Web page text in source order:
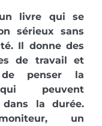
livre qui se
sérieux sans
Il donne des
de travail et
penser la
peuvent
la durée.
un